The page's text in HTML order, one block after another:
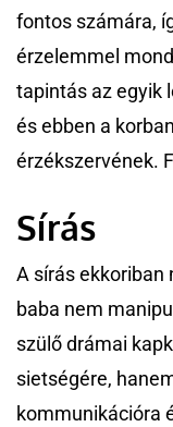
fontos számára,
érzelemmel
tapintás az egyik
és ebben a
érzékszervének.
Sírás
A sírás ekkoriban
baba nem
szülő drámai
sietségére,
kommunikációra